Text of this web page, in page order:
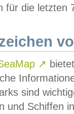
für die letzten
↗
sind
und Schiffen